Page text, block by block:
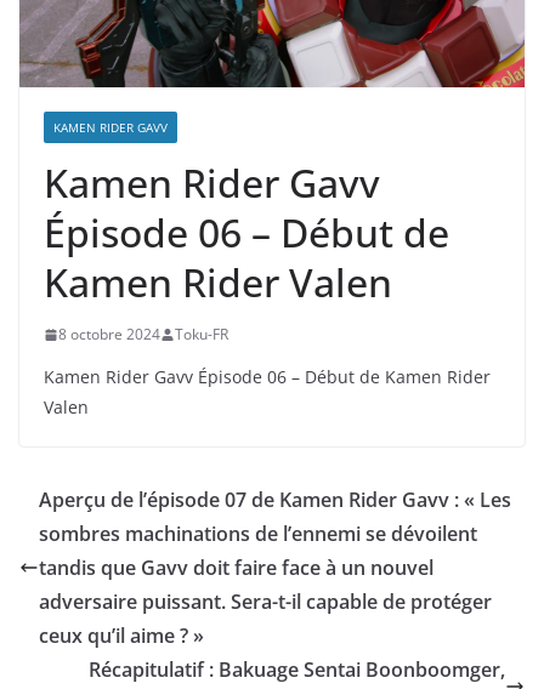
KAMEN RIDER GAVV
Kamen Rider Gavv
Épisode 06 – Début de
Kamen Rider Valen
8 octobre 2024 Toku-FR
Kamen Rider Gavv Épisode 06 – Début de Kamen Rider
Valen
Aperçu de l’épisode 07 de Kamen Rider Gavv : « Les
sombres machinations de l’ennemi se dévoilent
tandis que Gavv doit faire face à un nouvel
adversaire puissant. Sera-t-il capable de protéger
ceux qu’il aime ? »
Récapitulatif : Bakuage Sentai Boonboomger,